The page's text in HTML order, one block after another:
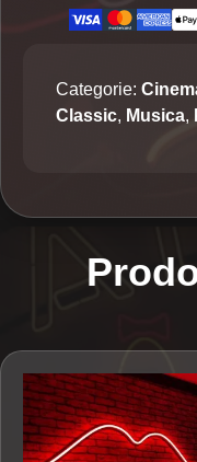
Categorie:
Classic, Musica,